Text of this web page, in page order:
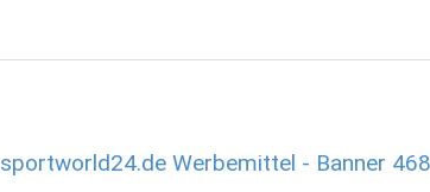
sportworld24.de Werbemittel - Banner